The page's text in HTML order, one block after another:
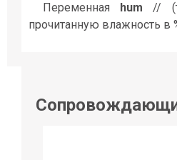
Переменная hum //
прочитанную влажность в